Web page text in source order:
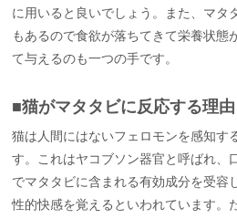
に用いると良いでしょう。また、マタ
もあるので食欲が落ちてきて栄養状態
て与えるのも一つの手です。
■猫がマタタビに反応する理由
猫は人間にはないフェロモンを感知す
す。これはヤコブソン器官と呼ばれ、
でマタタビに含まれる有効成分を受容
性的快感を覚えるといわれています。